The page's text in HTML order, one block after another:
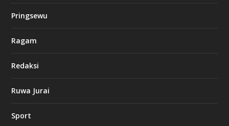
Pringsewu
Ragam
Redaksi
Ruwa Jurai
Sport